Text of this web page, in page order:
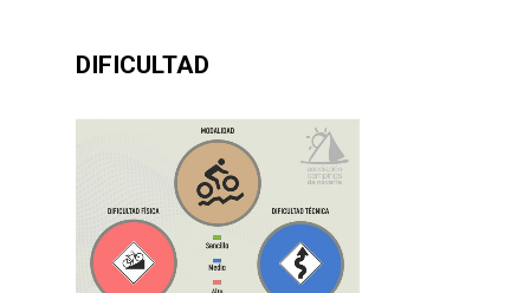
DIFICULTAD